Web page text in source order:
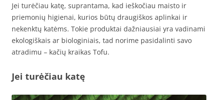
Jei turėčiau katę, suprantama, kad ieškočiau maisto ir
priemonių higienai, kurios būtų draugiškos aplinkai ir
nekenktų katėms. Tokie produktai dažniausiai yra vadinami
ekologiškais ar biologiniais, tad norime pasidalinti savo
atradimu – kačių kraikas Tofu.
Jei turėčiau katę